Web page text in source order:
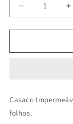
Diminuir
a
quantidade
Casaco
–
Vermelho
a
–
Casaco
folhos.